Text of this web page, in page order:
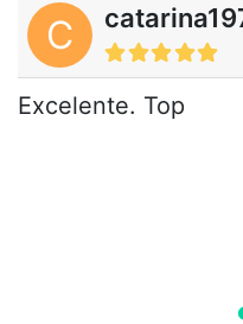
C
Excelente. Top